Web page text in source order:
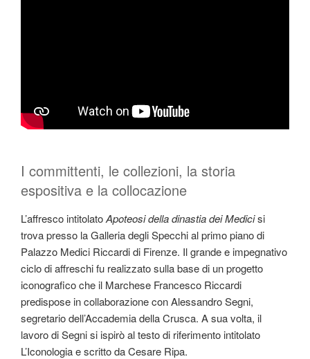
I committenti, le collezioni, la storia
espositiva e la collocazione
L’affresco intitolatoApoteosi della dinastia dei Medicisi
trova presso la Galleria degli Specchi al primo piano di
Palazzo Medici Riccardi di Firenze. Il grande e impegnativo
ciclo di affreschi fu realizzato sulla base di un progetto
iconografico che il Marchese Francesco Riccardi
predispose in collaborazione con Alessandro Segni,
segretario dell’Accademia della Crusca. A sua volta, il
lavoro di Segni si ispirò al testo di riferimento intitolato
L’Iconologia e scritto da Cesare Ripa.